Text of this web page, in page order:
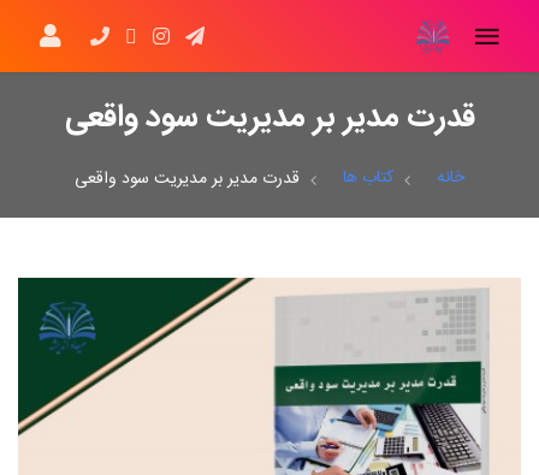
قدرت مدیر بر مدیریت سود واقعی
خانه کتاب ها قدرت مدیر بر مدیریت سود واقعی